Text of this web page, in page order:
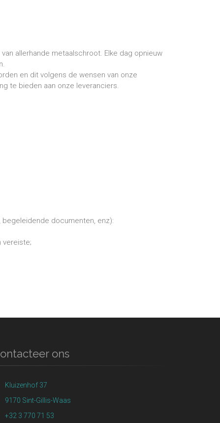
allerhande metaalschroot. Elke dag opnieuw
en dit volgens de wensen van onze
te bieden aan onze leveranciers.
begeleidende documenten, enz):
vereiste;
ons
Kluizenhof 37
9170 Sint-Gillis-Waas
+32 3 770 71 53